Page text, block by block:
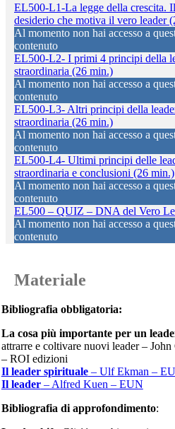
EL500-L1-La legge della crescita. Il
desiderio che motiva il vero leader
Al momento non hai accesso a
contenuto
EL500-L2- I primi 4 principi della
straordinaria (26 min.)
Al momento non hai accesso a
contenuto
EL500-L3- Altri principi della
straordinaria (26 min.)
Al momento non hai accesso a
contenuto
EL500-L4- Ultimi principi delle
straordinaria e conclusioni (26 min.)
Al momento non hai accesso a
contenuto
EL500 – QUIZ – DNA del Vero
Al momento non hai accesso a
contenuto
Materiale
Bibliografia obbligatoria:
La cosa più importante per un
attrarre e coltivare nuovi leader –
– ROI edizioni
Il leader spirituale– Ulf Ekman –
Il leader– Alfred Kuen – EUN
Bibliografia di approfondimento: